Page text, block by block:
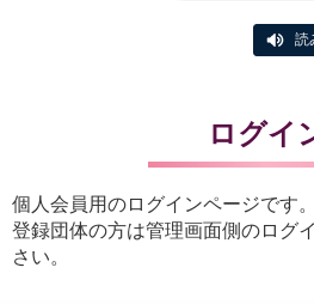
読
ログイ
個人会員用のログインページです。
登録団体の方は管理画面側のログ
さい。